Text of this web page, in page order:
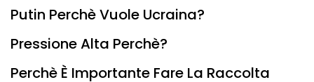
Putin Perchè Vuole Ucraina?
Pressione Alta Perchè?
Perchè È Importante Fare La Raccolta